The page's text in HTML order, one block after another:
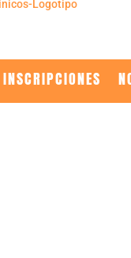
INSCRIPCIONES